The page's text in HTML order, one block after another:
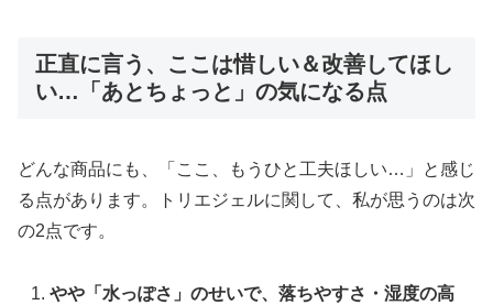
正直に言う、ここは惜しい＆改善してほし
い…「あとちょっと」の気になる点
どんな商品にも、「ここ、もうひと工夫ほしい…」と感じ
る点があります。トリエジェルに関して、私が思うのは次
の2点です。
やや「水っぽさ」のせいで、落ちやすさ・湿度の高